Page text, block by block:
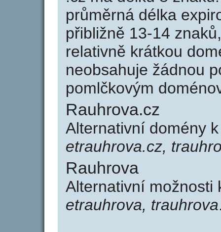
průměrná délka
přibližně 13-14
relativně krátkou
neobsahuje žádnou
pomlčkovým
Rauhrova.cz
Alternativní domény
etrauhrova.cz,
Rauhrova
Alternativní možnosti
etrauhrova, trauhrova